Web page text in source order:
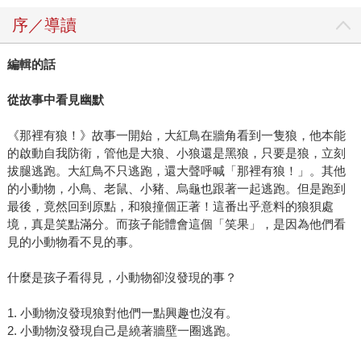
序／導讀
編輯的話
從故事中看見幽默
《那裡有狼！》故事一開始，大紅鳥在牆角看到一隻狼，他本能
的啟動自我防衛，管他是大狼、小狼還是黑狼，只要是狼，立刻
拔腿逃跑。大紅鳥不只逃跑，還大聲呼喊「那裡有狼！」。其他
的小動物，小鳥、老鼠、小豬、烏龜也跟著一起逃跑。但是跑到
最後，竟然回到原點，和狼撞個正著！這番出乎意料的狼狽處
境，真是笑點滿分。而孩子能體會這個「笑果」，是因為他們看
見的小動物看不見的事。
什麼是孩子看得見，小動物卻沒發現的事？
1. 小動物沒發現狼對他們一點興趣也沒有。
2. 小動物沒發現自己是繞著牆壁一圈逃跑。